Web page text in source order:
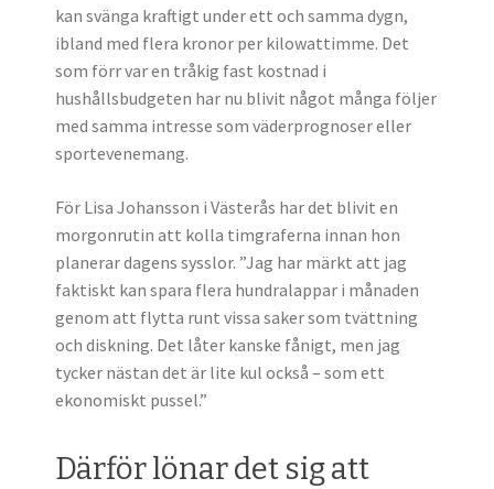
kan svänga kraftigt under ett och samma dygn,
ibland med flera kronor per kilowattimme. Det
som förr var en tråkig fast kostnad i
hushållsbudgeten har nu blivit något många följer
med samma intresse som väderprognoser eller
sportevenemang.
För Lisa Johansson i Västerås har det blivit en
morgonrutin att kolla timgraferna innan hon
planerar dagens sysslor. ”Jag har märkt att jag
faktiskt kan spara flera hundralappar i månaden
genom att flytta runt vissa saker som tvättning
och diskning. Det låter kanske fånigt, men jag
tycker nästan det är lite kul också – som ett
ekonomiskt pussel.”
Därför lönar det sig att